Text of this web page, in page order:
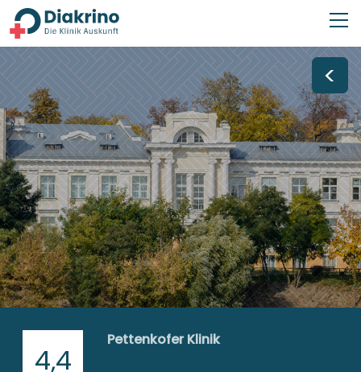
<
4,4
Pettenkofer Klinik